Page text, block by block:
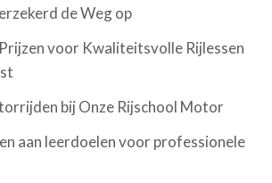
de Weg op
voor Kwaliteitsvolle Rijlessen
bij Onze Rijschool Motor
aan leerdoelen voor professionele